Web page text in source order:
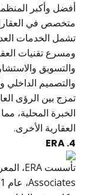
متخصص في
تشمل الخدمات
ومسرع تقنيات
والتسويق
والتصميم الداخلي
تمزج بين الرؤى
الخبرة المحلية،
العقارية الأخرى.
4. ERA